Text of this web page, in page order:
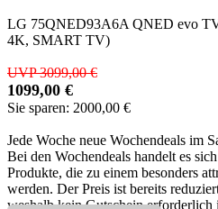
LG 75QNED93A6A QNED evo
4K, SMART TV)
UVP 3099,00 €
1099,00 €
Sie sparen: 2000,00 €
Jede Woche neue Wochendeals im
Bei den Wochendeals handelt es
Produkte, die zu einem besonders
werden. Der Preis ist bereits
weshalb kein Gutschein erforderlich